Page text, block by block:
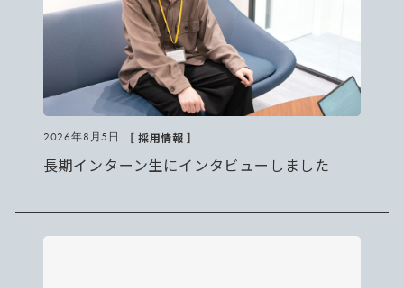
2026年8月5日 ［ 採用情報 ］
長期インターン生にインタビューしました